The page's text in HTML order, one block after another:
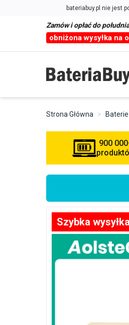
Zamów i opłać do
obniżona wysyłka na
Strona Główna Baterie
900
Szybka